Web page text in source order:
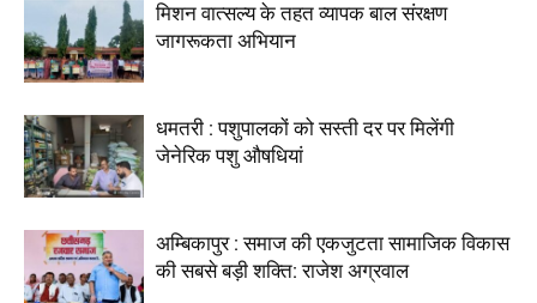
मिशन वात्सल्य के तहत व्यापक बाल संरक्षण
जागरूकता अभियान
धमतरी : पशुपालकों को सस्ती दर पर मिलेंगी
जेनेरिक पशु औषधियां
अम्बिकापुर : समाज की एकजुटता सामाजिक विकास
की सबसे बड़ी शक्ति: राजेश अग्रवाल